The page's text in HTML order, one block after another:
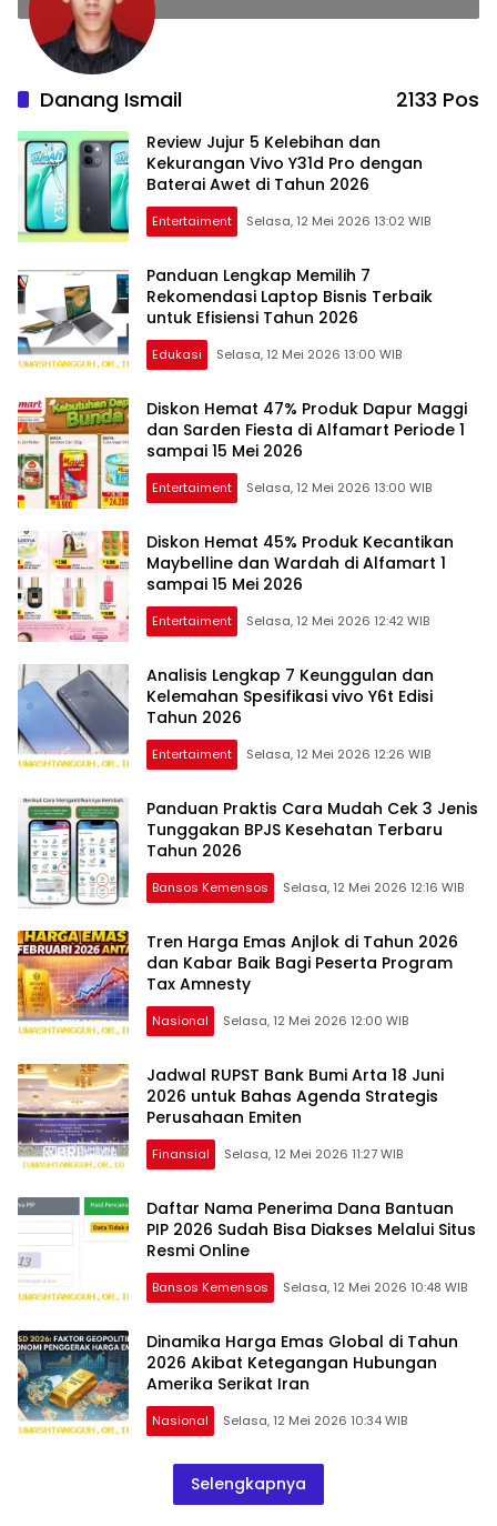
Danang Ismail 2133 Pos
Review Jujur 5 Kelebihan dan
Kekurangan Vivo Y31d Pro dengan
Baterai Awet di Tahun 2026
Entertaiment Selasa, 12 Mei 2026 13:02 WIB
Panduan Lengkap Memilih 7
Rekomendasi Laptop Bisnis Terbaik
untuk Efisiensi Tahun 2026
Edukasi Selasa, 12 Mei 2026 13:00 WIB
Diskon Hemat 47% Produk Dapur Maggi
dan Sarden Fiesta di Alfamart Periode 1
sampai 15 Mei 2026
Entertaiment Selasa, 12 Mei 2026 13:00 WIB
Diskon Hemat 45% Produk Kecantikan
Maybelline dan Wardah di Alfamart 1
sampai 15 Mei 2026
Entertaiment Selasa, 12 Mei 2026 12:42 WIB
Analisis Lengkap 7 Keunggulan dan
Kelemahan Spesifikasi vivo Y6t Edisi
Tahun 2026
Entertaiment Selasa, 12 Mei 2026 12:26 WIB
Panduan Praktis Cara Mudah Cek 3 Jenis
Tunggakan BPJS Kesehatan Terbaru
Tahun 2026
Bansos Kemensos Selasa, 12 Mei 2026 12:16 WIB
Tren Harga Emas Anjlok di Tahun 2026
dan Kabar Baik Bagi Peserta Program
Tax Amnesty
Nasional Selasa, 12 Mei 2026 12:00 WIB
Jadwal RUPST Bank Bumi Arta 18 Juni
2026 untuk Bahas Agenda Strategis
Perusahaan Emiten
Finansial Selasa, 12 Mei 2026 11:27 WIB
Daftar Nama Penerima Dana Bantuan
PIP 2026 Sudah Bisa Diakses Melalui Situs
Resmi Online
Bansos Kemensos Selasa, 12 Mei 2026 10:48 WIB
Dinamika Harga Emas Global di Tahun
2026 Akibat Ketegangan Hubungan
Amerika Serikat Iran
Nasional Selasa, 12 Mei 2026 10:34 WIB
Selengkapnya